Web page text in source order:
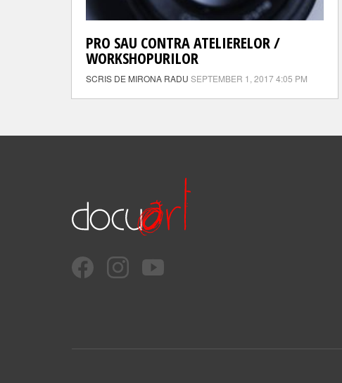
PRO SAU CONTRA ATELIERELOR /
WORKSHOPURILOR
SCRIS DE MIRONA RADU SEPTEMBER 1, 2017 4:05 PM